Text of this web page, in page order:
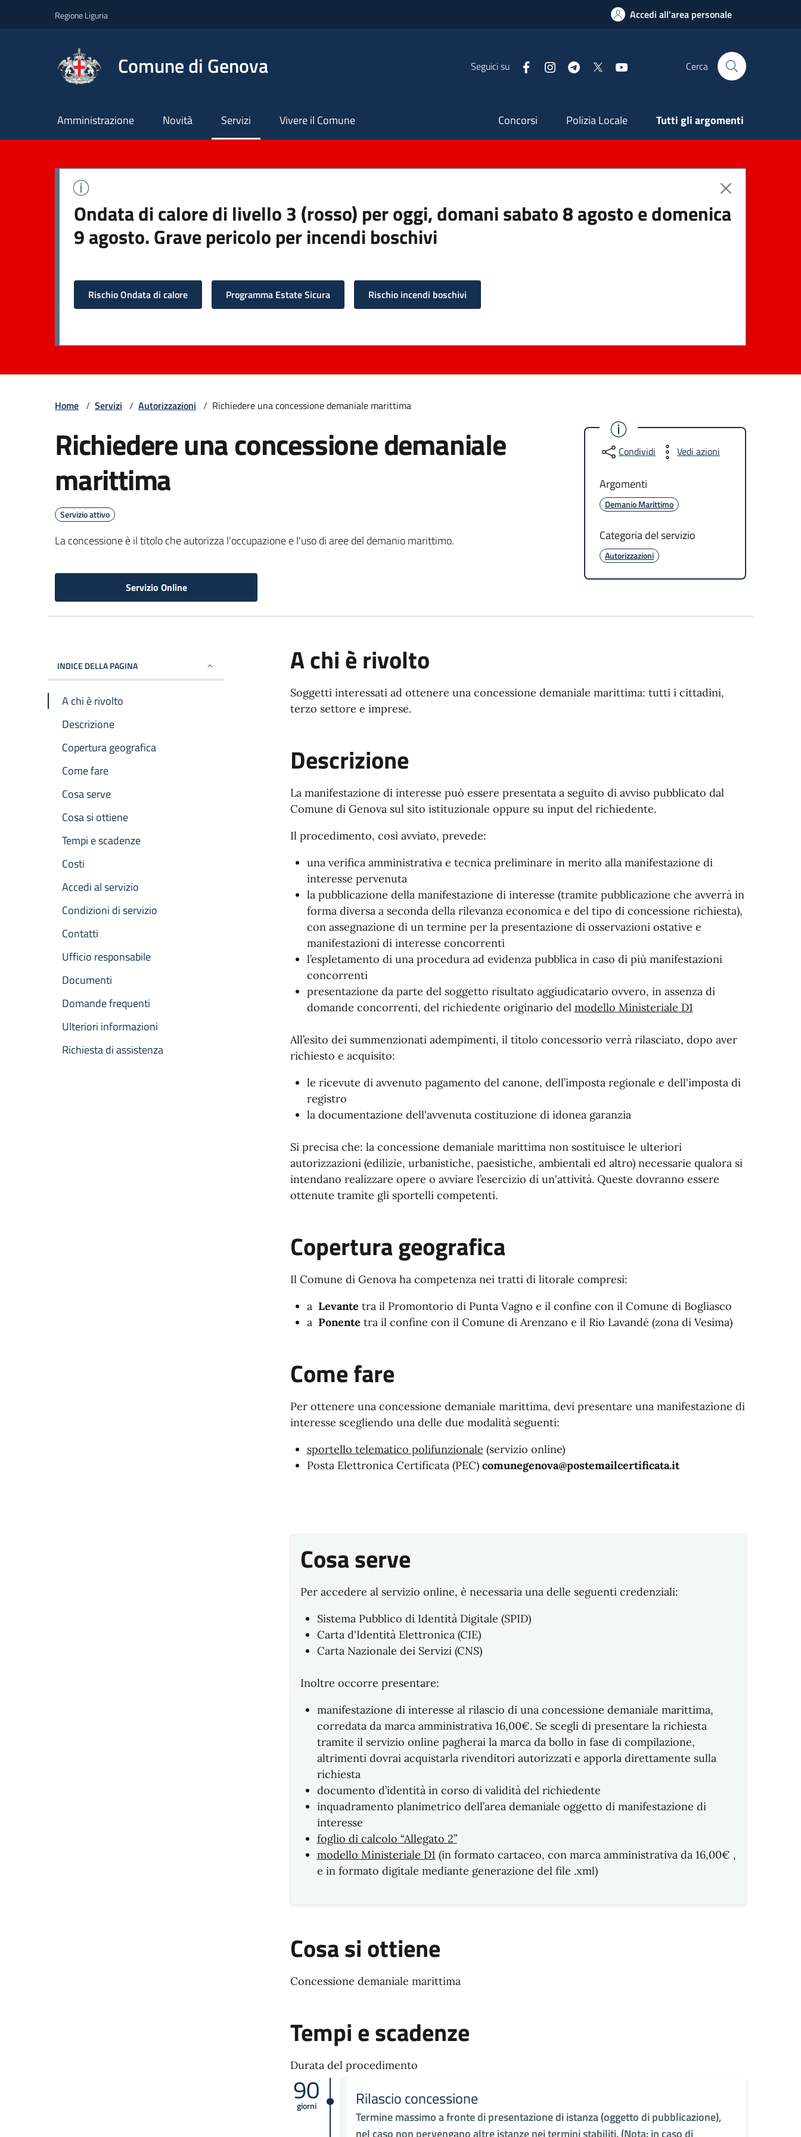
Regione Liguria Accedi all'area personale
Comune di Genova Seguici su FacebookInstagramTelegram Cerca
Principale
Amministrazione Novità Servizi Vivere il Comune Secondaria
Concorsi Polizia Locale Tutti gli argomenti
Ondata di calore di livello 3 (rosso) per oggi, domani sabato 8 agosto e domenica
9 agosto. Grave pericolo per incendi boschivi
Rischio Ondata di calore Programma Estate Sicura Rischio incendi boschivi
Home / Servizi / Autorizzazioni / Richiedere una concessione demaniale marittima
Richiedere una concessione demaniale
marittima
Servizio attivo
La concessione è il titolo che autorizza l'occupazione e l'uso di aree del demanio marittimo.
Servizio Online
Condividi Vedi azioni
Argomenti
Demanio Marittimo
Categoria del servizio
Autorizzazioni
INDICE DELLA PAGINA
A chi è rivolto
Descrizione
Copertura geografica
Come fare
Cosa serve
Cosa si ottiene
Tempi e scadenze
Costi
Accedi al servizio
Condizioni di servizio
Contatti
Ufficio responsabile
Documenti
Domande frequenti
Ulteriori informazioni
Richiesta di assistenza
A chi è rivolto
Soggetti interessati ad ottenere una concessione demaniale marittima: tutti i cittadini,
terzo settore e imprese.
Descrizione
La manifestazione di interesse può essere presentata a seguito di avviso pubblicato dal
Comune di Genova sul sito istituzionale oppure su input del richiedente.
Il procedimento, così avviato, prevede:
una verifica amministrativa e tecnica preliminare in merito alla manifestazione di
interesse pervenuta
la pubblicazione della manifestazione di interesse (tramite pubblicazione che avverrà in
forma diversa a seconda della rilevanza economica e del tipo di concessione richiesta),
con assegnazione di un termine per la presentazione di osservazioni ostative e
manifestazioni di interesse concorrenti
l’espletamento di una procedura ad evidenza pubblica in caso di più manifestazioni
concorrenti
presentazione da parte del soggetto risultato aggiudicatario ovvero, in assenza di
domande concorrenti, del richiedente originario del modello Ministeriale D1
All’esito dei summenzionati adempimenti, il titolo concessorio verrà rilasciato, dopo aver
richiesto e acquisito:
le ricevute di avvenuto pagamento del canone, dell’imposta regionale e dell'imposta di
registro
la documentazione dell'avvenuta costituzione di idonea garanzia
Si precisa che: la concessione demaniale marittima non sostituisce le ulteriori
autorizzazioni (edilizie, urbanistiche, paesistiche, ambientali ed altro) necessarie qualora si
intendano realizzare opere o avviare l’esercizio di un'attività. Queste dovranno essere
ottenute tramite gli sportelli competenti.
Copertura geografica
Il Comune di Genova ha competenza nei tratti di litorale compresi:
a Levante tra il Promontorio di Punta Vagno e il confine con il Comune di Bogliasco
a Ponente tra il confine con il Comune di Arenzano e il Rio Lavandé (zona di Vesima)
Come fare
Per ottenere una concessione demaniale marittima, devi presentare una manifestazione di
interesse scegliendo una delle due modalità seguenti:
sportello telematico polifunzionale (servizio online)
Posta Elettronica Certificata (PEC) comunegenova@postemailcertificata.it
Cosa serve
Per accedere al servizio online, è necessaria una delle seguenti credenziali:
Sistema Pubblico di Identità Digitale (SPID)
Carta d'Identità Elettronica (CIE)
Carta Nazionale dei Servizi (CNS)
Inoltre occorre presentare:
manifestazione di interesse al rilascio di una concessione demaniale marittima,
corredata da marca amministrativa 16,00€. Se scegli di presentare la richiesta
tramite il servizio online pagherai la marca da bollo in fase di compilazione,
altrimenti dovrai acquistarla rivenditori autorizzati e apporla direttamente sulla
richiesta
documento d’identità in corso di validità del richiedente
inquadramento planimetrico dell’area demaniale oggetto di manifestazione di
interesse
foglio di calcolo “Allegato 2”
modello Ministeriale D1 (in formato cartaceo, con marca amministrativa da 16,00€ ,
e in formato digitale mediante generazione del file .xml)
Cosa si ottiene
Concessione demaniale marittima
Tempi e scadenze
Durata del procedimento
90
giorni Rilascio concessione
Termine massimo a fronte di presentazione di istanza (oggetto di pubblicazione),
nel caso non pervengano altre istanze nei termini stabiliti. (Nota: in caso di